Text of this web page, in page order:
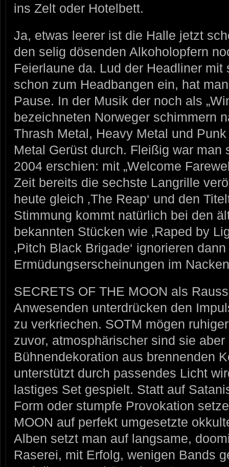
ins Zelt oder Hotelbett.
Ja, etwas leerer ist die Halle jetzt
den selig dösenden Alkoholopfern
Feierlaune da. Lud der Headliner
schon zum Headbangen ein, hat
Pause. In der Musik der noch als
bezeichneten Norweger schimmern
Thrash Metal, Heavy Metal und
Metal Gerüst durch. Fleißig war man
2004 erschien: mit „Welcome
Zeit bereits die sechste Langrille
heute gleich ‚The Reap‘ und den
Stimmung kommt natürlich bei den
bekannten Stücken wie ‚Raped by
‚Pitch Black Brigade‘ ignorieren
Ermüdungserscheinungen im
SECRETS OF THE MOON als
Anwesenden unterdrücken den
zu verkriechen. SOTM mögen
zuvor, atmosphärischer sind sie
Bühnendekoration aus brennenden
unterstützt durch passendes Licht
lastiges Set gespielt. Statt auf
Form oder stumpfe Provokation
MOON auf perfekt umgesetzte
Alben setzt man auf langsame,
Raserei, mit Erfolg, wenigen Bands